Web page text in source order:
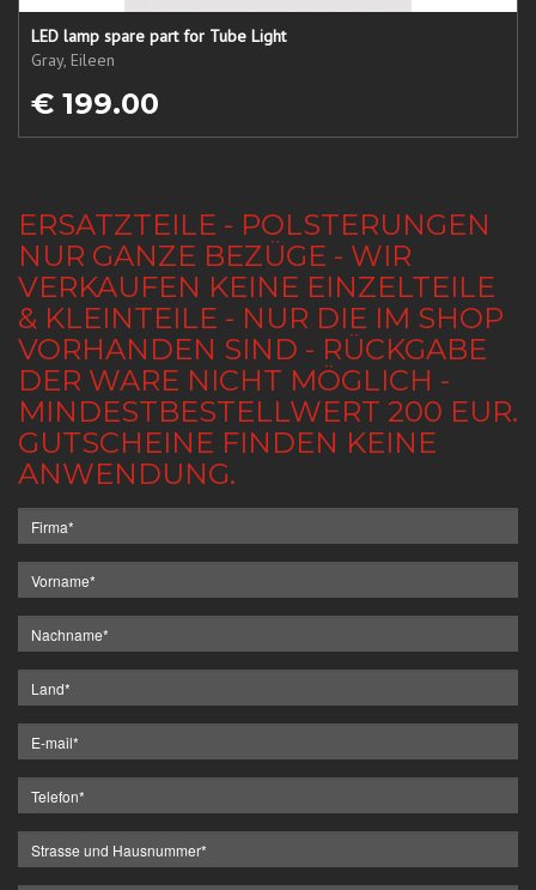
LED lamp spare part for Tube Light
Gray, Eileen
€ 199.00
ERSATZTEILE - POLSTERUNGEN
NUR GANZE BEZÜGE - WIR
VERKAUFEN KEINE EINZELTEILE
& KLEINTEILE - NUR DIE IM SHOP
VORHANDEN SIND - RÜCKGABE
DER WARE NICHT MÖGLICH -
MINDESTBESTELLWERT 200 EUR.
GUTSCHEINE FINDEN KEINE
ANWENDUNG.